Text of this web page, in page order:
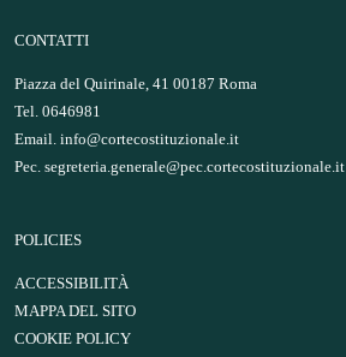
CONTATTI
Piazza del Quirinale, 41 00187 Roma
Tel. 0646981
Email. info@cortecostituzionale.it
Pec. segreteria.generale@pec.cortecostituzionale.it
POLICIES
ACCESSIBILITÀ
MAPPA DEL SITO
COOKIE POLICY